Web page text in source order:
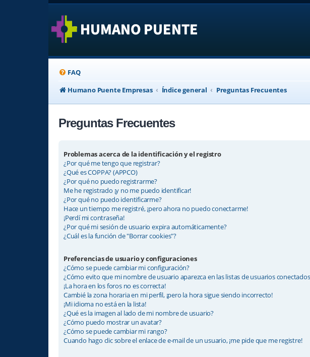
FAQ
Humano Puente Empresas
Índice general Preguntas Frecuentes
Preguntas Frecuentes
Problemas acerca de la identificación y el registro
¿Por qué me tengo que registrar?
¿Qué es COPPA? (APPCO)
¿Por qué no puedo registrarme?
Me he registrado ¡y no me puedo identificar!
¿Por qué no puedo identificarme?
Hace un tiempo me registré, ¡pero ahora no puedo conectarme!
¡Perdí mi contraseña!
¿Por qué mi sesión de usuario expira automáticamente?
¿Cuál es la función de "Borrar cookies"?
Preferencias de usuario y configuraciones
¿Cómo se puede cambiar mi configuración?
¿Cómo evito que mi nombre de usuario aparezca en las listas de usuarios
¡La hora en los foros no es correcta!
Cambié la zona horaria en mi perfil, ¡pero la hora sigue siendo incorrecto!
¡Mi idioma no está en la lista!
¿Qué es la imagen al lado de mi nombre de usuario?
¿Cómo puedo mostrar un avatar?
¿Cómo se puede cambiar mi rango?
Cuando hago clic sobre el enlace de e-mail de un usuario, ¡me pide que me registre!